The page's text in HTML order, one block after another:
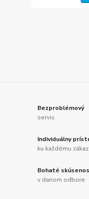
Bezproblémový
servis
Individuálny
ku každému
Bohaté
v danom odbore